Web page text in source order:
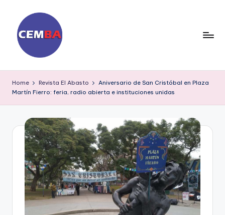
content
ia
ri
C
E
M
B
A
Home Revista El Abasto
Aniversario de San Cristóbal en Plaza
Martín Fierro: feria, radio abierta e instituciones unidas